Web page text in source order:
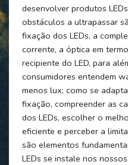
desenvolver produtos
obstáculos a ultrapassar
fixação dos LEDs, a
corrente, a óptica em
recipiente do LED, para
consumidores entendem
menos lux; como se
fixação, compreender as
dos LEDs, escolher o
eficiente e perceber a
são elementos
LEDs se instale nos